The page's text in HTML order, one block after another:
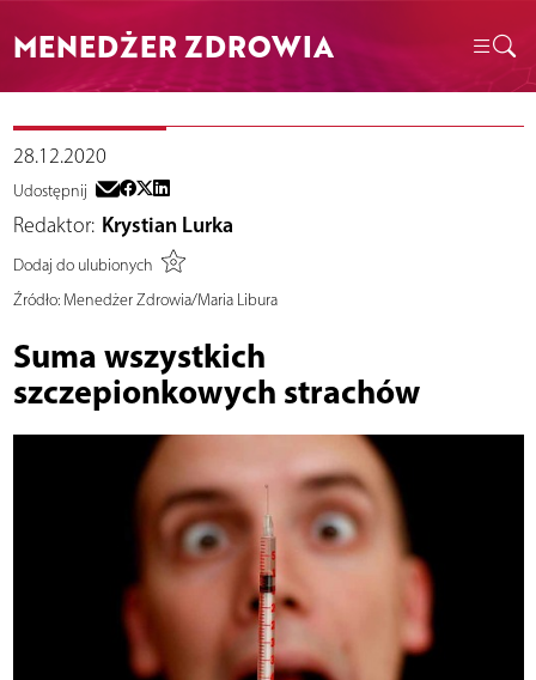
MENEDŻER ZDROWIA
28.12.2020
Udostępnij
Redaktor: Krystian Lurka
Dodaj do ulubionych
Źródło:Menedżer Zdrowia/Maria Libura
Suma wszystkich
szczepionkowych strachów